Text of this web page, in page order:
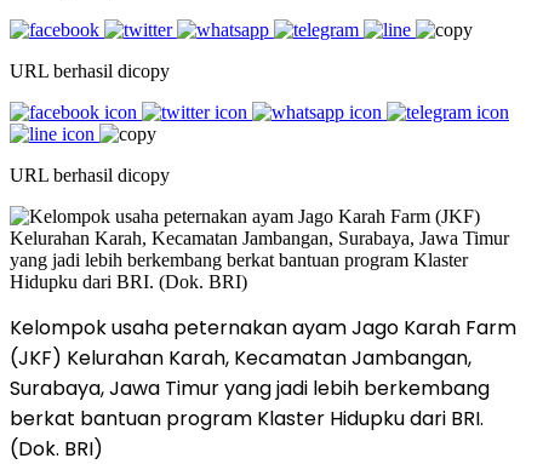
URL berhasil dicopy
URL berhasil dicopy
Kelompok usaha peternakan ayam Jago Karah Farm
(JKF) Kelurahan Karah, Kecamatan Jambangan,
Surabaya, Jawa Timur yang jadi lebih berkembang
berkat bantuan program Klaster Hidupku dari BRI.
(Dok. BRI)